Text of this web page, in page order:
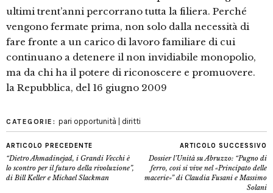
ultimi trent’anni percorrano tutta la filiera. Perché
vengono fermate prima, non solo dalla necessità di
fare fronte a un carico di lavoro familiare di cui
continuano a detenere il non invidiabile monopolio,
ma da chi ha il potere di riconoscere e promuovere.
la Repubblica, del 16 giugno 2009
CATEGORIE: pari opportunità | diritti
ARTICOLO PRECEDENTE
“Dietro Ahmadinejad, i Grandi Vecchi è
lo scontro per il futuro della rivoluzione”,
di Bill Keller e Michael Slackman
ARTICOLO SUCCESSIVO
Dossier l’Unità su Abruzzo: “Pugno di
ferro, cosi si vive nel «Principato delle
macerie»” di Claudia Fusani e Massimo
Solani